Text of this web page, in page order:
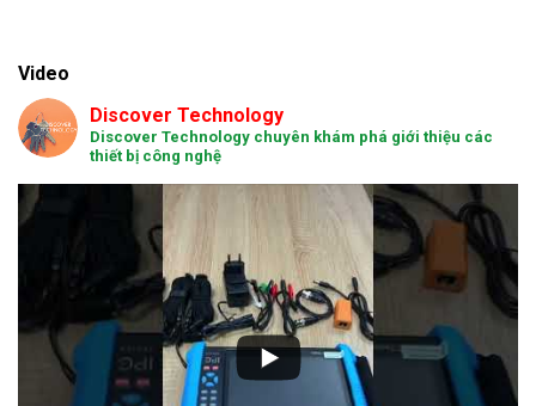
Video
Discover Technology
Discover Technology chuyên khám phá giới thiệu các
thiết bị công nghệ